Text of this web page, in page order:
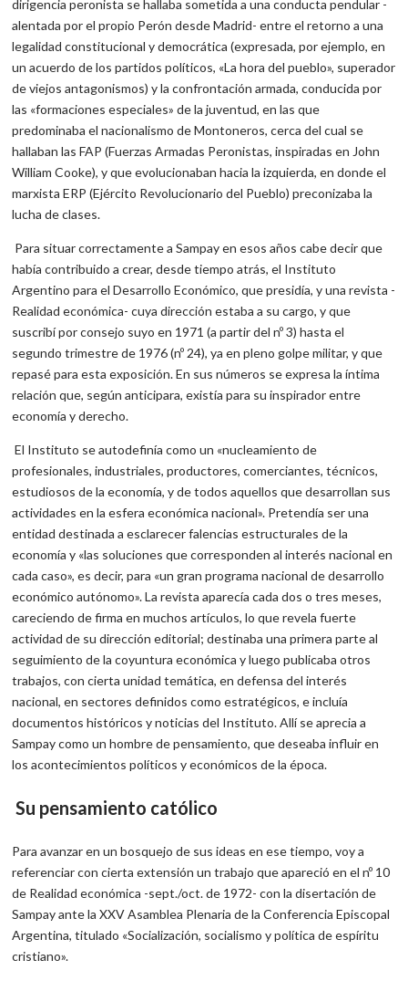
dirigencia peronista se hallaba sometida a una conducta pendular -
alentada por el propio Perón desde Madrid- entre el retorno a una
legalidad constitucional y democrática (expresada, por ejemplo, en
un acuerdo de los partidos políticos, «La hora del pueblo», superador
de viejos antagonismos) y la confrontación armada, conducida por
las «formaciones especiales» de la juventud, en las que
predominaba el nacionalismo de Montoneros, cerca del cual se
hallaban las FAP (Fuerzas Armadas Peronistas, inspiradas en John
William Cooke), y que evolucionaban hacia la izquierda, en donde el
marxista ERP (Ejército Revolucionario del Pueblo) preconizaba la
lucha de clases.
Para situar correctamente a Sampay en esos años cabe decir que
había contribuido a crear, desde tiempo atrás, el Instituto
Argentino para el Desarrollo Económico, que presidía, y una revista -
Realidad económica- cuya dirección estaba a su cargo, y que
suscribí por consejo suyo en 1971 (a partir del nº 3) hasta el
segundo trimestre de 1976 (nº 24), ya en pleno golpe militar, y que
repasé para esta exposición. En sus números se expresa la íntima
relación que, según anticipara, existía para su inspirador entre
economía y derecho.
El Instituto se autodefinía como un «nucleamiento de
profesionales, industriales, productores, comerciantes, técnicos,
estudiosos de la economía, y de todos aquellos que desarrollan sus
actividades en la esfera económica nacional». Pretendía ser una
entidad destinada a esclarecer falencias estructurales de la
economía y «las soluciones que corresponden al interés nacional en
cada caso», es decir, para «un gran programa nacional de desarrollo
económico autónomo». La revista aparecía cada dos o tres meses,
careciendo de firma en muchos artículos, lo que revela fuerte
actividad de su dirección editorial; destinaba una primera parte al
seguimiento de la coyuntura económica y luego publicaba otros
trabajos, con cierta unidad temática, en defensa del interés
nacional, en sectores definidos como estratégicos, e incluía
documentos históricos y noticias del Instituto. Allí se aprecia a
Sampay como un hombre de pensamiento, que deseaba influir en
los acontecimientos políticos y económicos de la época.
Su pensamiento católico
Para avanzar en un bosquejo de sus ideas en ese tiempo, voy a
referenciar con cierta extensión un trabajo que apareció en el nº 10
de Realidad económica -sept./oct. de 1972- con la disertación de
Sampay ante la XXV Asamblea Plenaria de la Conferencia Episcopal
Argentina, titulado «Socialización, socialismo y política de espíritu
cristiano».